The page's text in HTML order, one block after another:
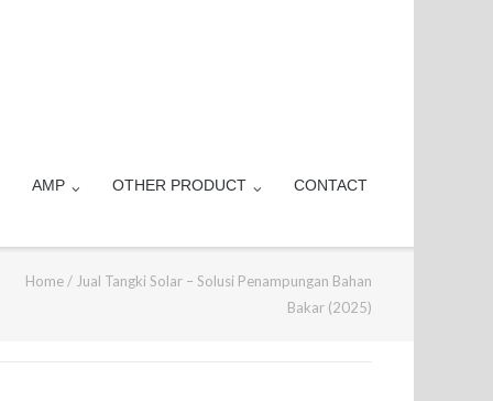
AMP OTHER PRODUCT CONTACT
Home / Jual Tangki Solar – Solusi Penampungan Bahan
Bakar (2025)